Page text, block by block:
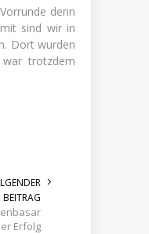
denn
sind wir in
Dort wurden
trotzdem
BEITRAG
Erfolg